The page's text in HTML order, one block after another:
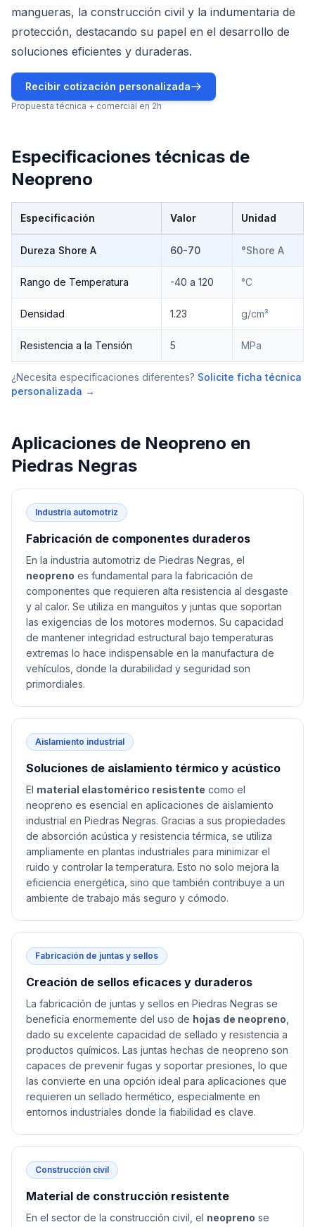
mangueras, la construcción civil y la indumentaria de
protección, destacando su papel en el desarrollo de
soluciones eficientes y duraderas.
Recibir cotización personalizada
Propuesta técnica + comercial en 2h
Especificaciones técnicas de
Neopreno
Especificación Valor Unidad
Dureza Shore A 60-70 °Shore A
Rango de Temperatura -40 a 120 °C
Densidad 1.23 g/cm³
Resistencia a la Tensión 5 MPa
¿Necesita especificaciones diferentes? Solicite ficha técnica
personalizada →
Aplicaciones de Neopreno en
Piedras Negras
Industria automotriz
Fabricación de componentes duraderos
En la industria automotriz de Piedras Negras, el
neopreno es fundamental para la fabricación de
componentes que requieren alta resistencia al desgaste
y al calor. Se utiliza en manguitos y juntas que soportan
las exigencias de los motores modernos. Su capacidad
de mantener integridad estructural bajo temperaturas
extremas lo hace indispensable en la manufactura de
vehículos, donde la durabilidad y seguridad son
primordiales.
Aislamiento industrial
Soluciones de aislamiento térmico y acústico
El material elastomérico resistente como el
neopreno es esencial en aplicaciones de aislamiento
industrial en Piedras Negras. Gracias a sus propiedades
de absorción acústica y resistencia térmica, se utiliza
ampliamente en plantas industriales para minimizar el
ruido y controlar la temperatura. Esto no solo mejora la
eficiencia energética, sino que también contribuye a un
ambiente de trabajo más seguro y cómodo.
Fabricación de juntas y sellos
Creación de sellos eficaces y duraderos
La fabricación de juntas y sellos en Piedras Negras se
beneficia enormemente del uso de hojas de neopreno
dado su excelente capacidad de sellado y resistencia a
productos químicos. Las juntas hechas de neopreno son
capaces de prevenir fugas y soportar presiones, lo que
las convierte en una opción ideal para aplicaciones que
requieren un sellado hermético, especialmente en
entornos industriales donde la fiabilidad es clave.
Construcción civil
Material de construcción resistente
En el sector de la construcción civil, el neopreno se